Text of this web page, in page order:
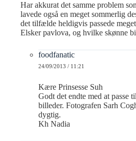
Har akkurat det samme problem
lavede også en meget sommerlig
det tilfælde heldigvis passede
Elsker pavlova, og hvilke skønne
foodfanatic
24/09/2013 / 11:21
Kære Prinsesse Suh
Godt det endte med at passe
billeder. Fotografen Sarh
dygtig.
Kh Nadia